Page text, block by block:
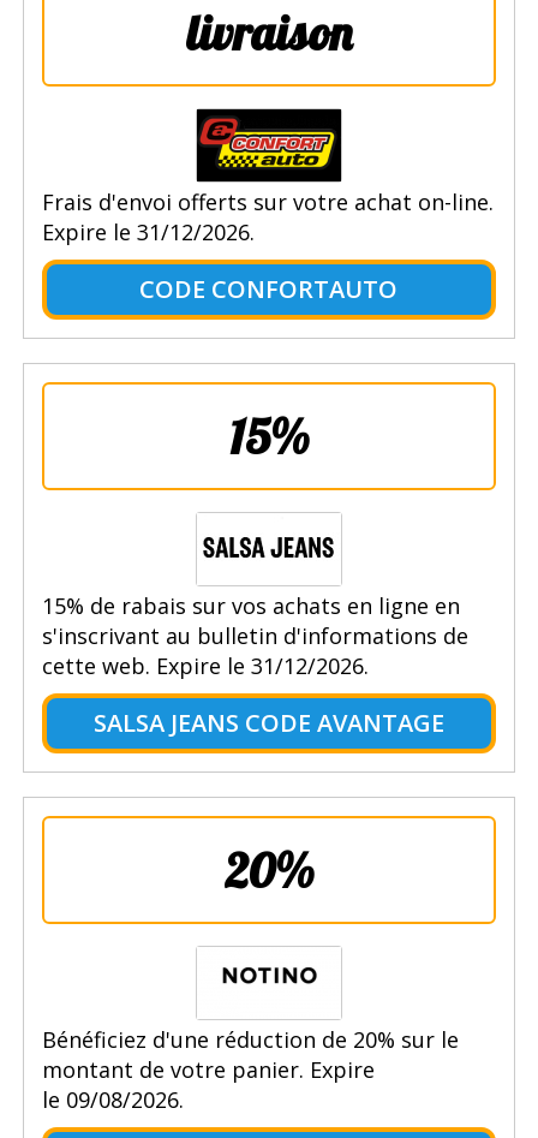
livraison
Frais d'envoi offerts sur votre achat on-line.
Expire le 31/12/2026.
CODE CONFORTAUTO
15%
15% de rabais sur vos achats en ligne en
s'inscrivant au bulletin d'informations de
cette web. Expire le 31/12/2026.
SALSA JEANS CODE AVANTAGE
20%
Bénéficiez d'une réduction de 20% sur le
montant de votre panier. Expire
le 09/08/2026.